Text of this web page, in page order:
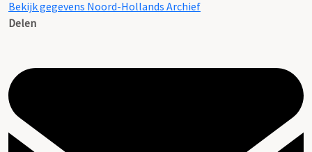
Bekijk gegevens Noord-Hollands Archief
Delen